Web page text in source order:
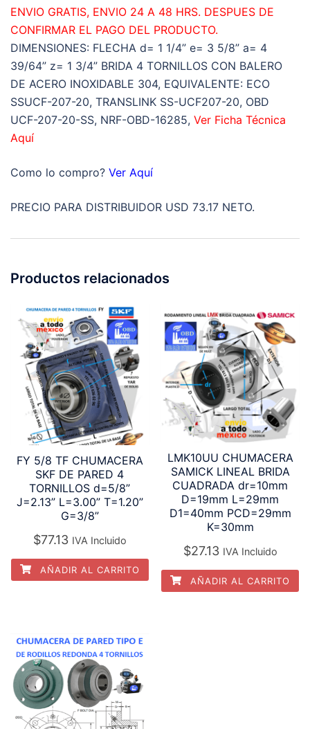
CHICA)
INTERIOR
d=1
1/4”
e=3
5/8”
a=4
39/64”
3/4”
ENVIO GRATIS, ENVIO 24 A 48 HRS. DESPUES DE
CONFIRMAR EL PAGO DEL PRODUCTO.
DIMENSIONES: FLECHA d= 1 1/4” e= 3 5/8” a= 4
39/64” z= 1 3/4” BRIDA 4 TORNILLOS CON BALERO
DE ACERO INOXIDABLE 304, EQUIVALENTE: ECO
SSUCF-207-20, TRANSLINK SS-UCF207-20, OBD
UCF-207-20-SS, NRF-OBD-16285, Ver Ficha Técnica
Aquí
Como lo compro? Ver Aquí
PRECIO PARA DISTRIBUIDOR USD 73.17 NETO.
Productos relacionados
FY 5/8 TF CHUMACERA
SKF DE PARED 4
TORNILLOS d=5/8”
J=2.13” L=3.00” T=1.20”
G=3/8”
$77.13 IVA Incluido
AÑADIR AL CARRITO
LMK10UU CHUMACERA
SAMICK LINEAL BRIDA
CUADRADA dr=10mm
D=19mm L=29mm
D1=40mm PCD=29mm
K=30mm
$27.13 IVA Incluido
AÑADIR AL CARRITO